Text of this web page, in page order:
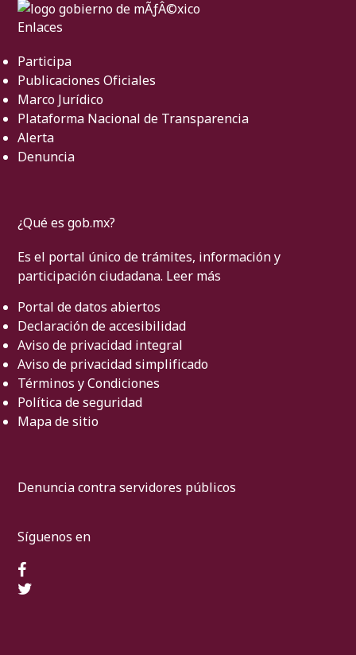
Enlaces
Participa
Publicaciones Oficiales
Marco Jurídico
Plataforma Nacional de Transparencia
Alerta
Denuncia
¿Qué es gob.mx?
Es el portal único de trámites, información y
participación ciudadana. Leer más
Portal de datos abiertos
Declaración de accesibilidad
Aviso de privacidad integral
Aviso de privacidad simplificado
Términos y Condiciones
Política de seguridad
Mapa de sitio
Denuncia contra servidores públicos
Síguenos en